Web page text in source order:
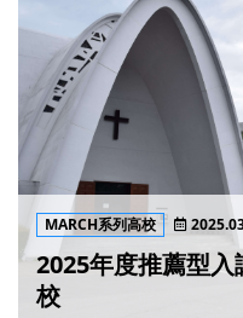
MARCH系列高校
2025年度推薦型
校